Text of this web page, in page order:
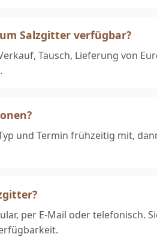
Salzgitter verfügbar?
Tausch, Lieferung von
und Termin frühzeitig mit,
per E-Mail oder telefonisch.